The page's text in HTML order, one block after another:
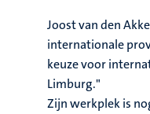
Joost van den
internationale
keuze voor
Limburg."
Zijn werkplek is